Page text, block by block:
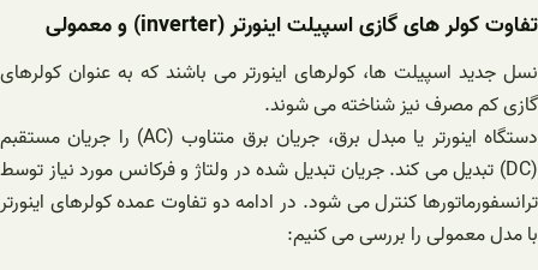
تفاوت کولر های گازی اسپیلت اینورتر (inverter) و معمولی
نسل جدید اسپیلت ها، کولرهای اینورتر می باشند که به عنوان کولرهای
گازی کم مصرف نیز شناخته می شوند.
دستگاه اینورتر یا مبدل برق، جریان برق متناوب (AC) را جریان مستقبم
(DC) تبدیل می کند. جریان تبدیل شده در ولتاژ و فرکانس مورد نیاز توسط
ترانسفورماتورها کنترل می شود. در ادامه دو تفاوت عمده کولرهای اینورتر
با مدل معمولی را بررسی می کنیم: